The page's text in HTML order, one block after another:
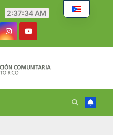
2:37:35 AM